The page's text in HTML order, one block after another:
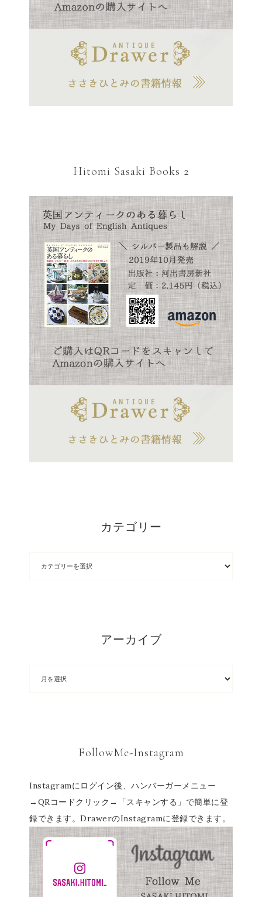
Hitomi Sasaki Books 2
カテゴリー
アーカイブ
FollowMe-Instagram
Instagramにログイン後、ハンバーガーメニュー
→QRコードクリック→「スキャンする」で簡単に登
録できます。DrawerのInstagramに登録できます。